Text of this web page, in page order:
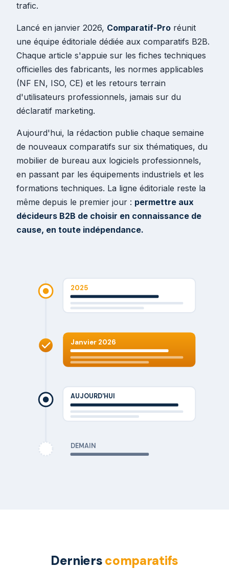
2025
Janvier 2026
AUJOURD'HUI
DEMAIN
trafic.
Lancé en janvier 2026, Comparatif-Pro réunit
une équipe éditoriale dédiée aux comparatifs B2B.
Chaque article s'appuie sur les fiches techniques
officielles des fabricants, les normes applicables
(NF EN, ISO, CE) et les retours terrain
d'utilisateurs professionnels, jamais sur du
déclaratif marketing.
Aujourd'hui, la rédaction publie chaque semaine
de nouveaux comparatifs sur six thématiques, du
mobilier de bureau aux logiciels professionnels,
en passant par les équipements industriels et les
formations techniques. La ligne éditoriale reste la
même depuis le premier jour : permettre aux
décideurs B2B de choisir en connaissance de
cause, en toute indépendance.
Dernierscomparatifs